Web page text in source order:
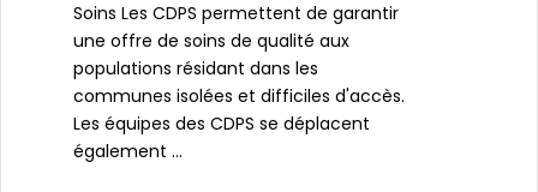
Soins Les CDPS permettent de garantir
une offre de soins de qualité aux
populations résidant dans les
communes isolées et difficiles d'accès.
Les équipes des CDPS se déplacent
également ...